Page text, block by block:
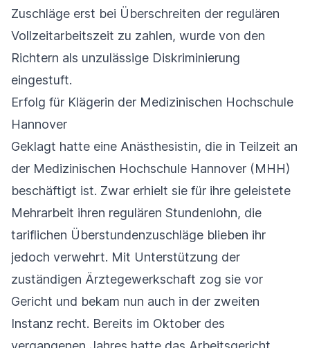
Zuschläge erst bei Überschreiten der regulären
Vollzeitarbeitszeit zu zahlen, wurde von den
Richtern als unzulässige Diskriminierung
eingestuft.
Erfolg für Klägerin der Medizinischen Hochschule
Hannover
Geklagt hatte eine Anästhesistin, die in Teilzeit an
der Medizinischen Hochschule Hannover (MHH)
beschäftigt ist. Zwar erhielt sie für ihre geleistete
Mehrarbeit ihren regulären Stundenlohn, die
tariflichen Überstundenzuschläge blieben ihr
jedoch verwehrt. Mit Unterstützung der
zuständigen Ärztegewerkschaft zog sie vor
Gericht und bekam nun auch in der zweiten
Instanz recht. Bereits im Oktober des